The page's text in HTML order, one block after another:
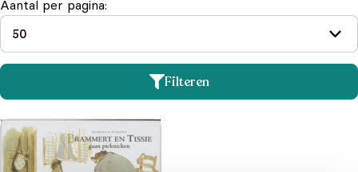
Aantal per pagina:
Filteren